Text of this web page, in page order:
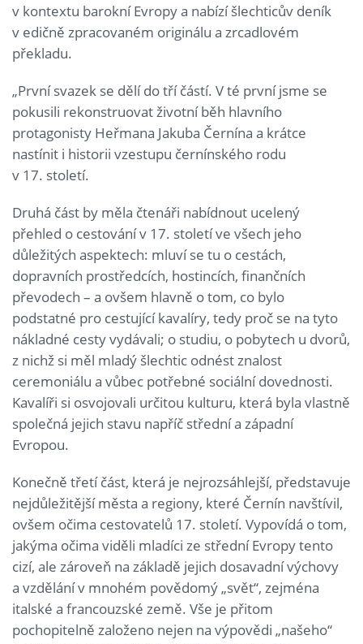
v kontextu barokní Evropy a nabízí šlechticův deník
v edičně zpracovaném originálu a zrcadlovém
překladu.
„První svazek se dělí do tří částí. V té první jsme se
pokusili rekonstruovat životní běh hlavního
protagonisty Heřmana Jakuba Černína a krátce
nastínit i historii vzestupu černínského rodu
v 17. století.
Druhá část by měla čtenáři nabídnout ucelený
přehled o cestování v 17. století ve všech jeho
důležitých aspektech: mluví se tu o cestách,
dopravních prostředcích, hostincích, finančních
převodech – a ovšem hlavně o tom, co bylo
podstatné pro cestující kavalíry, tedy proč se na tyto
nákladné cesty vydávali; o studiu, o pobytech u dvorů,
z nichž si měl mladý šlechtic odnést znalost
ceremoniálu a vůbec potřebné sociální dovednosti.
Kavalíři si osvojovali určitou kulturu, která byla vlastně
společná jejich stavu napříč střední a západní
Evropou.
Konečně třetí část, která je nejrozsáhlejší, představuje
nejdůležitější města a regiony, které Černín navštívil,
ovšem očima cestovatelů 17. století. Vypovídá o tom,
jakýma očima viděli mladíci ze střední Evropy tento
cizí, ale zároveň na základě jejich dosavadní výchovy
a vzdělání v mnohém povědomý „svět“, zejména
italské a francouzské země. Vše je přitom
pochopitelně založeno nejen na výpovědi „našeho“